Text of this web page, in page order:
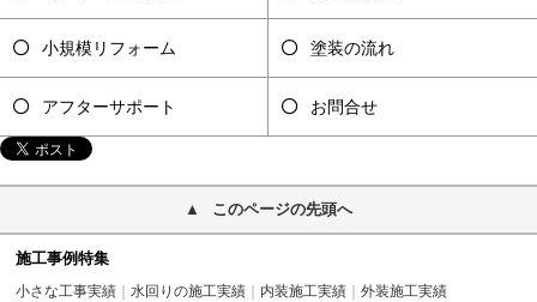
小規模リフォーム 塗装の流れ
アフターサポート お問合せ
このページの先頭へ
施工事例特集
小さな工事実績 水回りの施工実績 内装施工実績 外装施工実績